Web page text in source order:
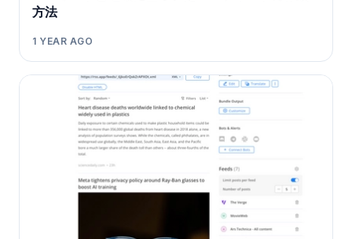
方法
1 YEAR AGO